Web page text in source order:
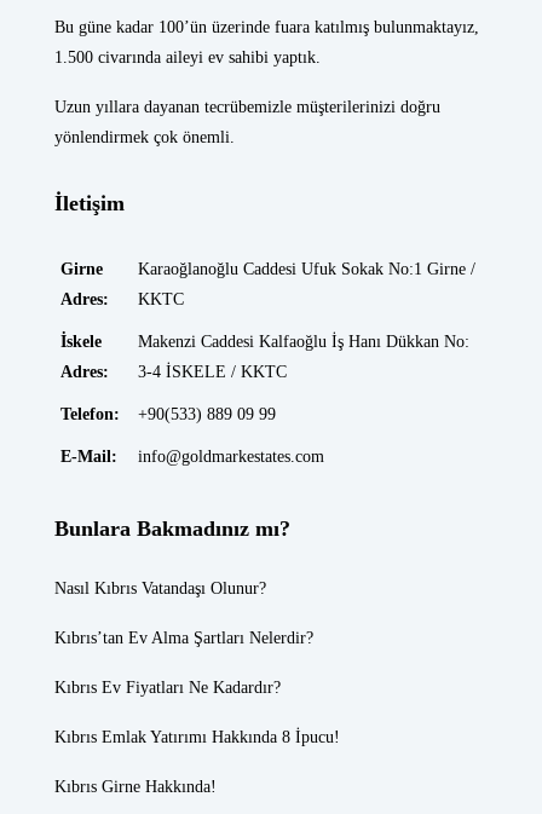
Bu güne kadar 100’ün üzerinde fuara katılmış bulunmaktayız,
1.500 civarında aileyi ev sahibi yaptık.
Uzun yıllara dayanan tecrübemizle müşterilerinizi doğru
yönlendirmek çok önemli.
İletişim
Girne
Adres:
Karaoğlanoğlu Caddesi Ufuk Sokak No:1 Girne /
KKTC
İskele
Adres:
Makenzi Caddesi Kalfaoğlu İş Hanı Dükkan No:
3-4 İSKELE / KKTC
Telefon: +90(533) 889 09 99
E-Mail: info@goldmarkestates.com
Bunlara Bakmadınız mı?
Nasıl Kıbrıs Vatandaşı Olunur?
Kıbrıs’tan Ev Alma Şartları Nelerdir?
Kıbrıs Ev Fiyatları Ne Kadardır?
Kıbrıs Emlak Yatırımı Hakkında 8 İpucu!
Kıbrıs Girne Hakkında!